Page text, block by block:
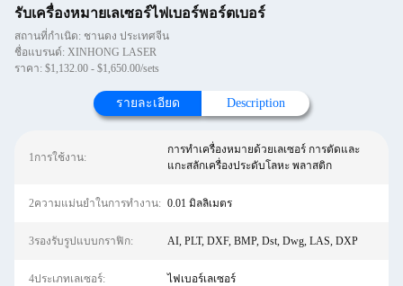
รับเครื่องหมายเลเซอร์ไฟเบอร์พอร์ตเบอร์
สถานที่กำเนิด: ชานดง ประเทศจีน
ชื่อแบรนด์: XINHONG LASER
ราคา: $1,132.00 - $1,650.00/sets
รายละเอียด Description
1การใช้งาน:
การทำเครื่องหมายด้วยเลเซอร์ การตัดและ
แกะสลักเครื่องประดับโลหะ พลาสติก
2ความแม่นยำในการทำงาน: 0.01 มิลลิเมตร
3รองรับรูปแบบกราฟิก: AI, PLT, DXF, BMP, Dst, Dwg, LAS, DXP
4ประเภทเลเซอร์: ไฟเบอร์เลเซอร์